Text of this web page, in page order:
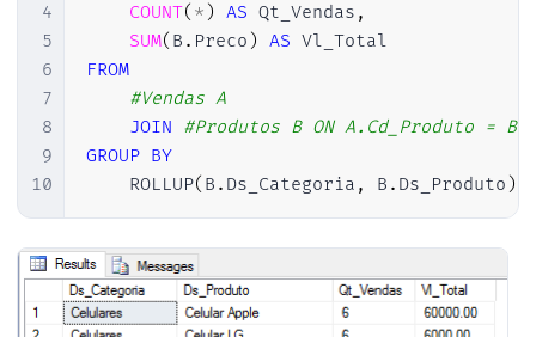
4
5
6
7
8
9
10
COUNT( * ) AS Qt_Vendas ,
SUM( B . Preco ) AS
FROM
#Vendas A
JOIN #Produtos B ON A.Cd_Produto =
GROUP BY
    ROLLUP
( B . Ds_Categoria , B . Ds_Produto )